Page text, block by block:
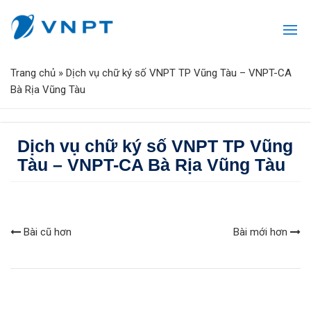
Trang chủ » Dịch vụ chữ ký số VNPT TP Vũng Tàu – VNPT-CA
Bà Rịa Vũng Tàu
Dịch vụ chữ ký số VNPT TP Vũng
Tàu – VNPT-CA Bà Rịa Vũng Tàu
Bài cũ hơn Bài mới hơn